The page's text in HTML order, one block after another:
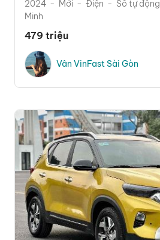
2024 Mới Điện Số tự động
Minh
479 triệu
Vân VinFast Sài Gòn